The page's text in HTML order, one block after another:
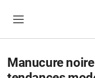
Manucure